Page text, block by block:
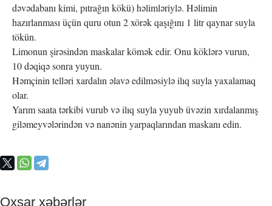
dəvədabanı kimi, pıtrağın kökü) həlimləriylə. Həlimin
hazırlanması üçün quru otun 2 xörək qaşığını 1 litr qaynar suyla
tökün.
Limonun şirəsindən maskalar kömək edir. Onu köklərə vurun,
10 dəqiqə sonra yuyun.
Həmçinin telləri xardalın əlavə edilməsiylə ilıq suyla yaxalamaq
olar.
Yarım saata tərkibi vurub və ilıq suyla yuyub üvəzin xırdalanmış
giləmeyvələrindən və nanənin yarpaqlarından maskanı edin.
Oxşar xəbərlər